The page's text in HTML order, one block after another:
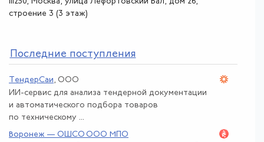
строение 3 (3 этаж)
Последние поступления
ТендерСаи , ООО
ИИ-сервис для анализа тендерной документации
и автоматического подбора товаров
по техническому ...
Воронеж — ОШСО ООО МПО